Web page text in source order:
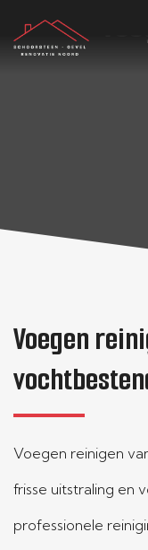
Voegen
Voegen reinigen
frisse uitstraling en
professionele